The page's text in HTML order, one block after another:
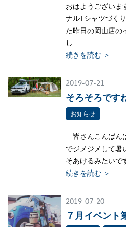
おはようございま
ナルTシャツづく
た昨日の岡山店の
し
続きを読む ＞
2019-07-21
そろそろです
お知らせ
皆さんこんばん
でジメジメして暑
そあけるみたいで
続きを読む ＞
2019-07-20
７月イベント